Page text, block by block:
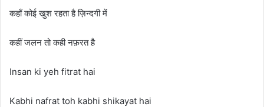
कहाँ कोई खुश रहता है ज़िन्दगी में
कहीं जलन तो कही नफ़रत है
Insan ki yeh fitrat hai
Kabhi nafrat toh kabhi shikayat hai